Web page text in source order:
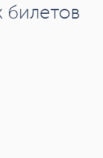
билетов